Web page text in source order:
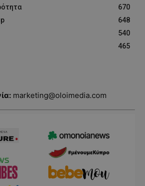
670
648
540
465
marketing@oloimedia.com